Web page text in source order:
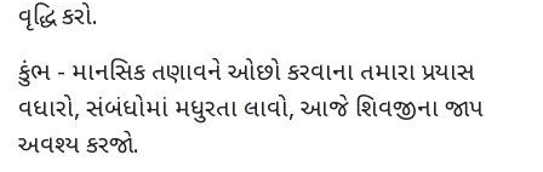
વૃદ્ધિ કરો.
કુંભ - માનસિક તણાવને ઓછો કરવાના તમારા પ્રયાસ
વધારો, સંબંધોમાં મધુરતા લાવો, આજે શિવજીના જાપ
અવશ્ય કરજો.